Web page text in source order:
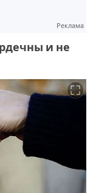
Реклама
и не